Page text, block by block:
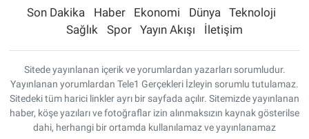
Son Dakika Haber Ekonomi Dünya
Teknoloji
Sağlık
Spor Yayın Akışı İletişim
Sitede yayınlanan içerik ve yorumlardan yazarları sorumludur.
Yayınlanan yorumlardan Tele1 Gerçekleri İzleyin sorumlu tutulamaz.
Sitedeki tüm harici linkler ayrı bir sayfada açılır. Sitemizde yayınlanan
haber, köşe yazıları ve fotoğraflar izin alınmaksızın kaynak gösterilse
dahi, herhangi bir ortamda kullanılamaz ve yayınlanamaz